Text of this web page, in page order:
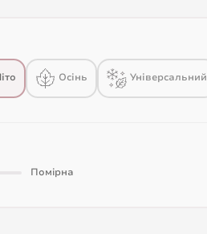
Осінь Універсальний
Помірна